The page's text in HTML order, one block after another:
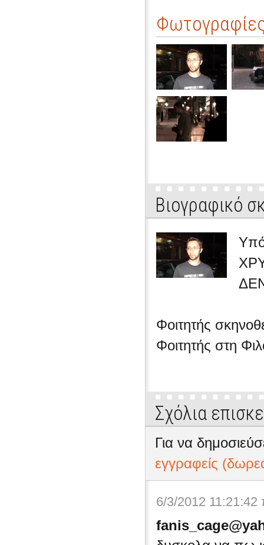
Βιογραφικό
Φοιτητής
Φοιτητής στη
Σχόλια
Για να
εγγραφείς
6/3/2012 11:21:42